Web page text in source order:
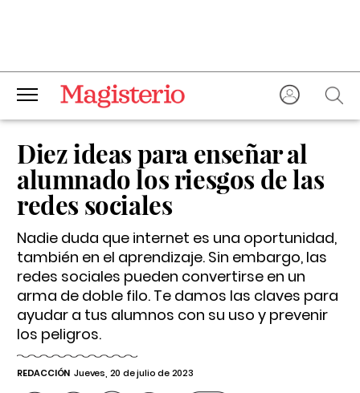
Diez ideas para enseñar al
alumnado los riesgos de las
redes sociales
Nadie duda que internet es una oportunidad,
también en el aprendizaje. Sin embargo, las
redes sociales pueden convertirse en un
arma de doble filo. Te damos las claves para
ayudar a tus alumnos con su uso y prevenir
los peligros.
REDACCIÓN Jueves, 20 de julio de 2023